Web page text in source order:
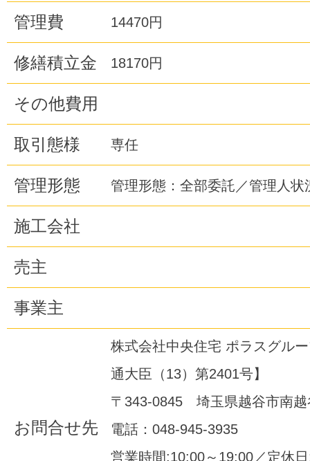
管理費 14470円
修繕積立金 18170円
その他費用
取引態様 専任
管理形態 管理形態：全部委託／管理人状
施工会社
売主
事業主
お問合せ先
株式会社中央住宅 ポラスグル
通大臣（13）第2401号】
〒343-0845 埼玉県越谷市南越
電話：048-945-3935
営業時間:10:00～19:00／定休